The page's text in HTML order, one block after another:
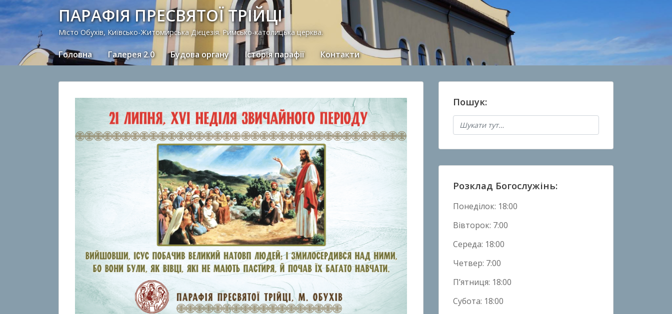
ПАРАФІЯ ПРЕСВЯТОЇ ТРІЙЦІ
Місто Обухів, Київсько-Житомирська Дієцезія. Римсько-католицька церква.
Головна Галерея 2.0 Будова органу Історія парафії Контакти
Пошук:
Розклад Богослужінь:
Понеділок: 18:00
Вівторок: 7:00
Середа: 18:00
Четвер: 7:00
П’ятниця: 18:00
Субота: 18:00